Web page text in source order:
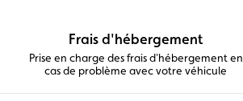
Frais d'hébergement
Prise en charge des frais d'hébergement en
cas de problème avec votre véhicule